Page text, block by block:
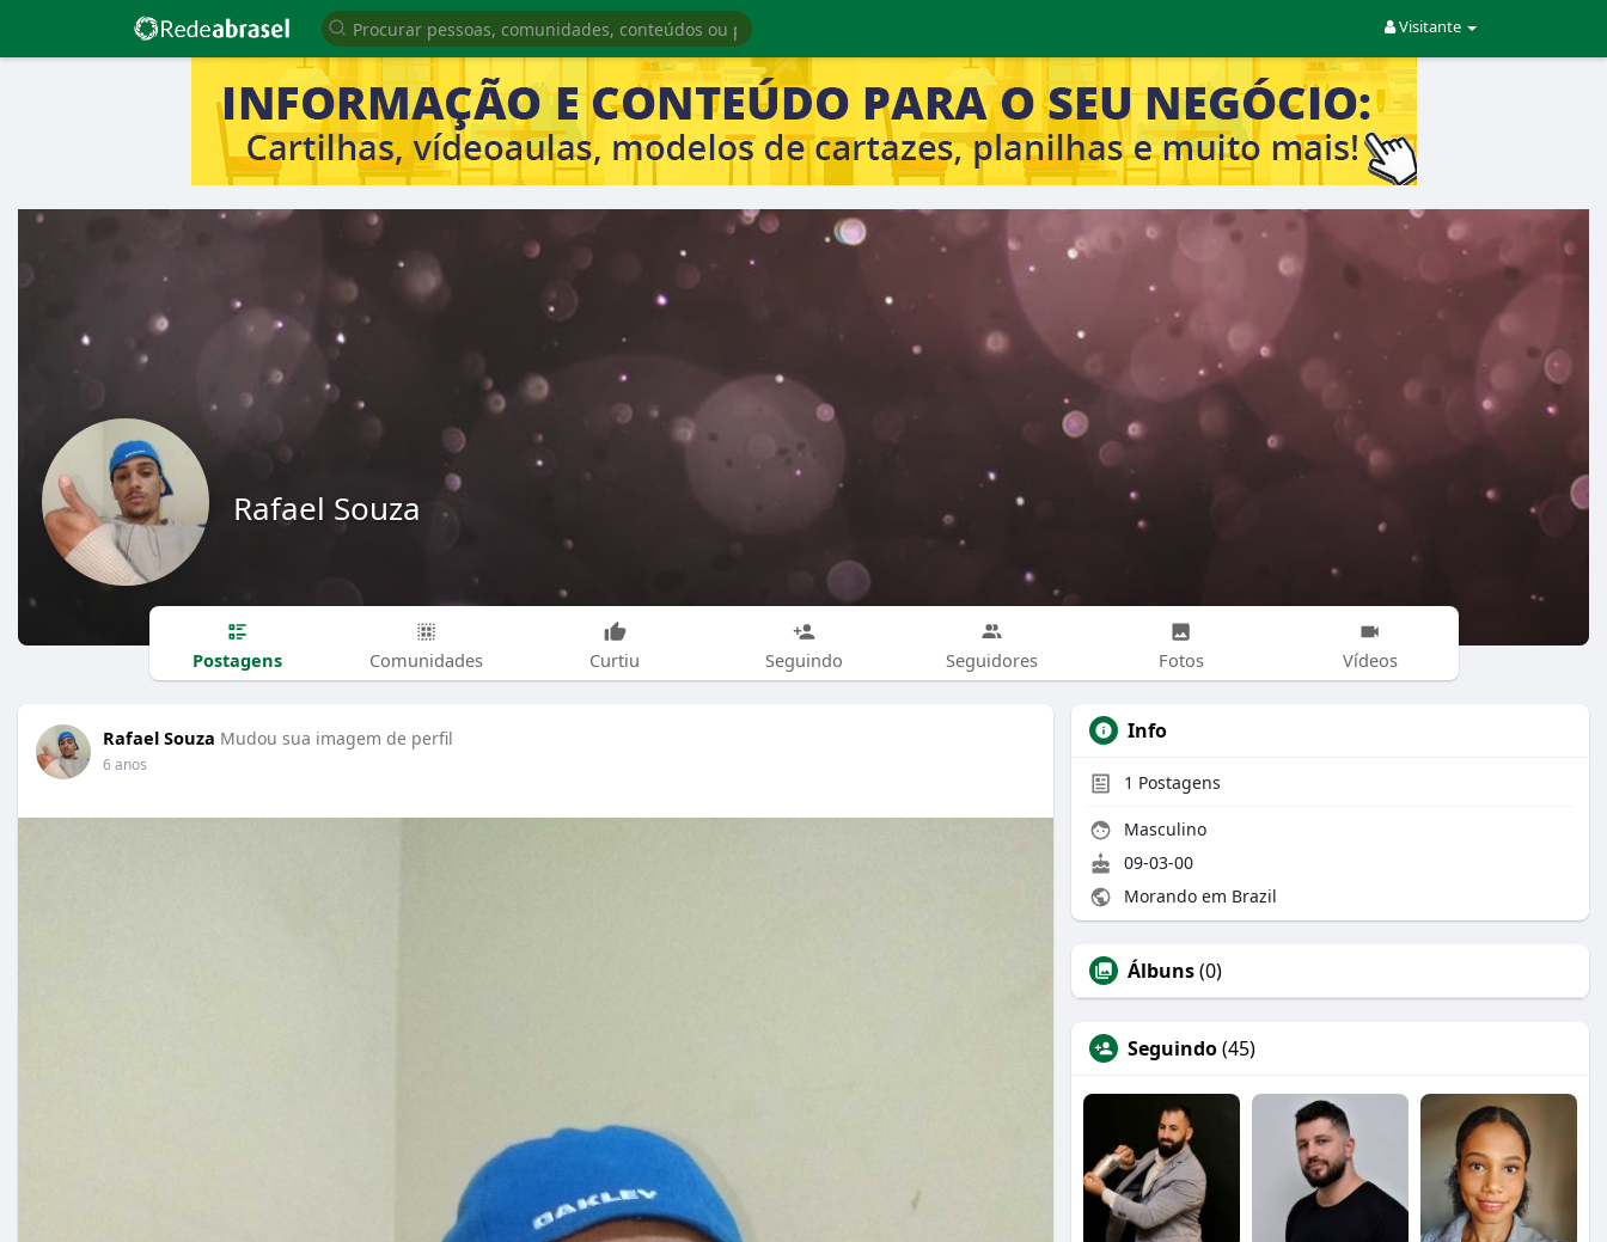
Visitante
Rafael Souza
Postagens Comunidades Curtiu Seguindo Seguidores Fotos Vídeos
Rafael Souza Mudou sua imagem de perfil
6 anos
Info
1 Postagens
Masculino
09-03-00
Morando em Brazil
Álbuns(0)
Seguindo(45)